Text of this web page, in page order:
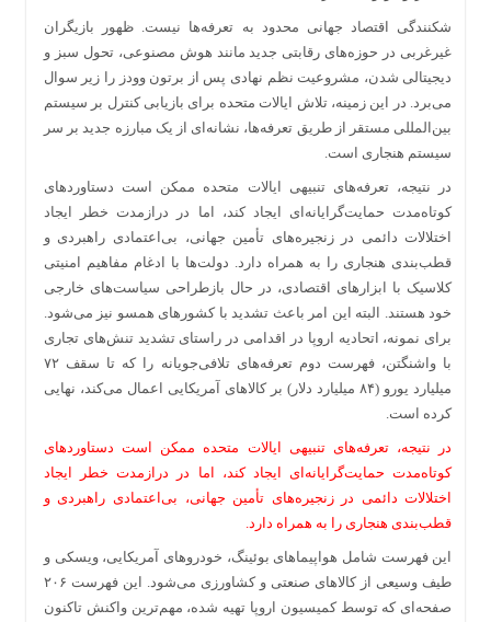
شکنندگی اقتصاد جهانی محدود به تعرفه‌ها نیست. ظهور بازیگران
غیرغربی در حوزه‌های رقابتی جدید مانند هوش مصنوعی، تحول سبز و
دیجیتالی شدن، مشروعیت نظم نهادی پس از برتون وودز را زیر سوال
می‌برد. در این زمینه، تلاش ایالات متحده برای بازیابی کنترل بر سیستم
بین‌المللی مستقر از طریق تعرفه‌ها، نشانه‌ای از یک مبارزه جدید بر سر
سیستم هنجاری است.
در نتیجه، تعرفه‌های تنبیهی ایالات متحده ممکن است دستاوردهای
کوتاه‌مدت حمایت‌گرایانه‌ای ایجاد کند، اما در درازمدت خطر ایجاد
اختلالات دائمی در زنجیره‌های تأمین جهانی، بی‌اعتمادی راهبردی و
قطب‌بندی هنجاری را به همراه دارد. دولت‌ها با ادغام مفاهیم امنیتی
کلاسیک با ابزارهای اقتصادی، در حال بازطراحی سیاست‌های خارجی
خود هستند. البته این امر باعث تشدید با کشورهای همسو نیز می‌شود.
برای نمونه، اتحادیه اروپا در اقدامی در راستای تشدید تنش‌های تجاری
با واشنگتن، فهرست دوم تعرفه‌های تلافی‌جویانه را که تا سقف ۷۲
میلیارد یورو (۸۴ میلیارد دلار) بر کالاهای آمریکایی اعمال می‌کند، نهایی
کرده است.
در نتیجه، تعرفه‌های تنبیهی ایالات متحده ممکن است دستاوردهای
کوتاه‌مدت حمایت‌گرایانه‌ای ایجاد کند، اما در درازمدت خطر ایجاد
اختلالات دائمی در زنجیره‌های تأمین جهانی، بی‌اعتمادی راهبردی و
قطب‌بندی هنجاری را به همراه دارد.
این فهرست شامل هواپیماهای بوئینگ، خودروهای آمریکایی، ویسکی و
طیف وسیعی از کالاهای صنعتی و کشاورزی می‌شود. این فهرست ۲۰۶
صفحه‌ای که توسط کمیسیون اروپا تهیه شده، مهم‌ترین واکنش تاکنون